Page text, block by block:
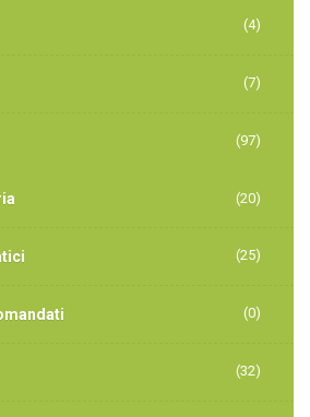
(4)
(7)
(97)
(20)
(25)
(0)
(32)